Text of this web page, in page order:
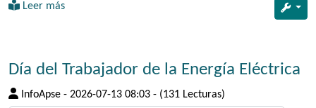
Leer más
Día del Trabajador de la Energía Eléctrica
InfoApse - 2026-07-13 08:03 - (131 Lecturas)